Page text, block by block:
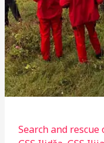
Search and rescue